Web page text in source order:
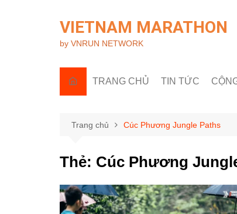
VIETNAM MARATHON
by VNRUN NETWORK
TRANG CHỦ TIN TỨC
Tin trong nướcCâu
Trang chủ Cúc Phương Jungle Paths
Thẻ: Cúc Phương